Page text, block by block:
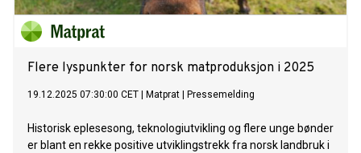
Flere lyspunkter for norsk matproduksjon i 2025
19.12.2025 07:30:00 CET Matprat Pressemelding
Historisk eplesesong, teknologiutvikling og flere unge bønder
er blant en rekke positive utviklingstrekk fra norsk landbruk i